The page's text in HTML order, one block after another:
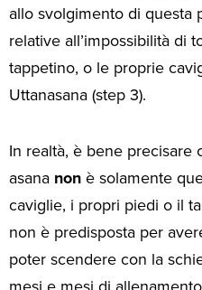
allo svolgimento di questa
relative all’impossibilità di
tappetino, o le proprie
Uttanasana (step 3).
In realtà, è bene precisare
asana nonè solamente
caviglie, i propri piedi o il
non è predisposta per
poter scendere con la